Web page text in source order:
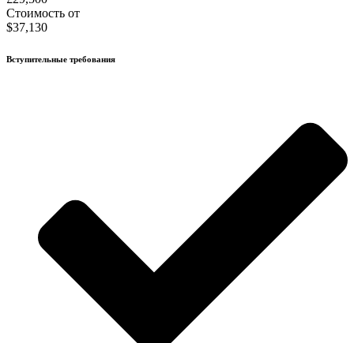
Стоимость от
$37,130
Вступительные требования